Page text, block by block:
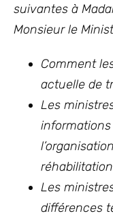
suivantes à
Monsieur le
Comment
actuelle de
Les
Les
différences